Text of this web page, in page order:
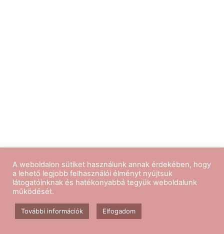
A weboldalon sütiket használunk annak érdekében, hogy
a lehető legjobb felhasználói élményt nyújtsuk
látogatóinknak és hatékonyabbá tegyük weboldalunk
működését.
További információk Elfogadom